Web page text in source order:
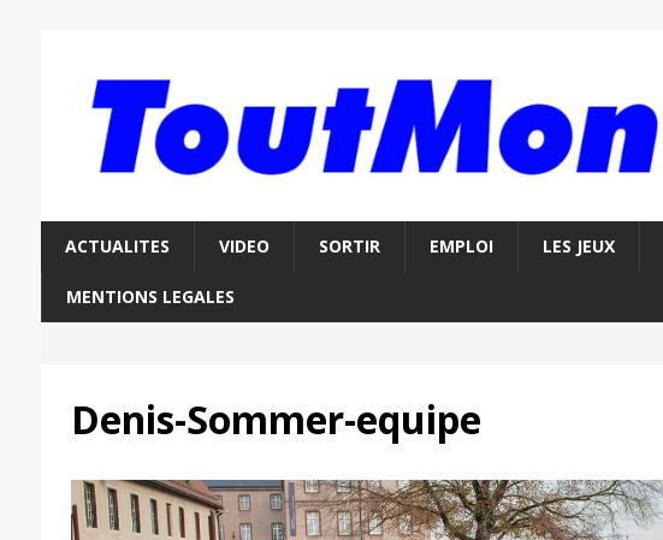
ACTUALITES VIDEO SORTIR EMPLOI LES JEUX
MENTIONS LEGALES
Denis-Sommer-equipe